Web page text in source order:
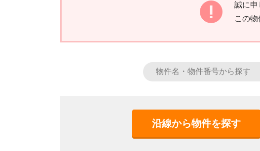
誠に申
この
沿線から物件を探す